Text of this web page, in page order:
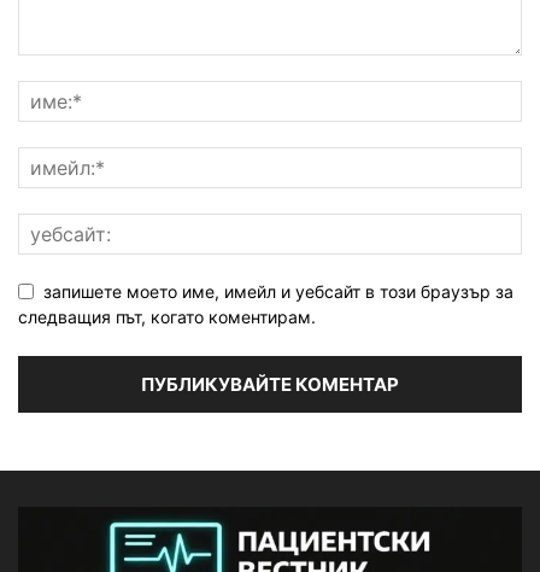
запишете моето име, имейл и уебсайт в този браузър за
следващия път, когато коментирам.